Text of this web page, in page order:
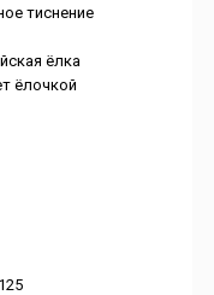
тиснение
ёлка
ёлочкой